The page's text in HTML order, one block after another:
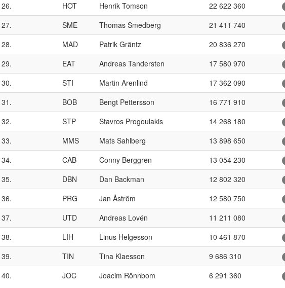
26. HOT Henrik Tomson 22 622 360
27. SME Thomas Smedberg 21 411 740
28. MAD Patrik Gräntz 20 836 270
29. EAT Andreas Tandersten 17 580 970
30. STI Martin Arenlind 17 362 090
31. BOB Bengt Pettersson 16 771 910
32. STP Stavros Progoulakis 14 268 180
33. MMS Mats Sahlberg 13 898 650
34. CAB Conny Berggren 13 054 230
35. DBN Dan Backman 12 802 320
36. PRG Jan Åström 12 580 750
37. UTD Andreas Lovén 11 211 080
38. LIH Linus Helgesson 10 461 870
39. TIN Tina Klaesson 9 686 310
40. JOC Joacim Rönnbom 6 291 360